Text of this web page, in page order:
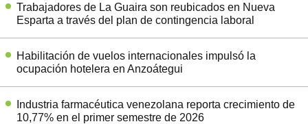
Trabajadores de La Guaira son reubicados en Nueva
Esparta a través del plan de contingencia laboral
Habilitación de vuelos internacionales impulsó la
ocupación hotelera en Anzoátegui
Industria farmacéutica venezolana reporta crecimiento de
10,77% en el primer semestre de 2026